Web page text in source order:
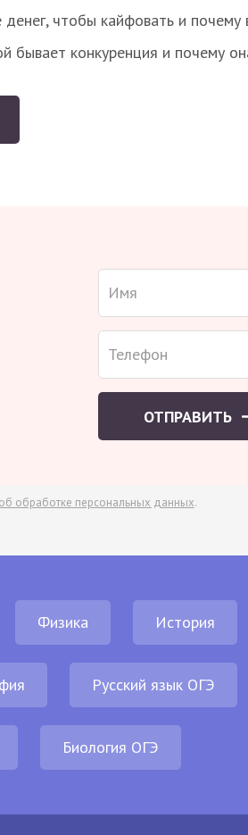
чтобы кайфовать и
бывает конкуренция и почему
ОТПРАВИТЬ
обработке персональных данных.
Физика История
Русский язык ОГЭ
Биология ОГЭ